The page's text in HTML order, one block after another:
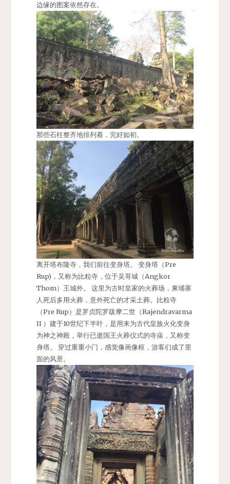
边缘的图案依然存在。
那些石柱整齐地排列着，完好如初。
离开塔布隆寺，我们前往变身塔。 变身塔（Pre
Rup)，又称为比粒寺，位于吴哥城（Angkor
Thom）王城外。 这里为古时皇家的火葬场，柬埔寨
人死后多用火葬，意外死亡的才采土葬。比粒寺
（Pre Rup）是罗贞陀罗跋摩二世（Rajendravarma
II ）建于10世纪下半叶，是用来为古代皇族火化变身
为神之神殿，举行已逝国王火葬仪式的寺庙，又称变
身塔。 穿过重重小门，感觉像画像框，游客们成了里
面的风景。